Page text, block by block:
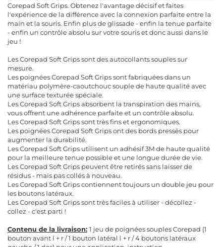
Corepad Soft Grips. Obtenez l'avantage décisif et faites
l'expérience de la différence avec la connexion parfaite entre la
main et la souris. Enfin plus de glissade - enfin la tenue parfaite
- enfin un contrôle absolu sur votre souris et donc aussi dans le
jeu !
Les Corepad Soft Grips sont des autocollants souples sur
mesure.
Les poignées Corepad Soft Grips sont fabriquées dans un
matériau polymère-caoutchouc souple de haute qualité avec
une surface texturée spéciale.
Les Corepad Soft Grips absorbent la transpiration des mains,
vous offrent une adhérence parfaite et un contrôle absolu.
Les Corepad Soft Grips sont très fins et ergonomiques.
Les poignées Corepad Soft Grips ont des bords pressés pour
augmenter la durabilité.
Les Corepad Soft Grips utilisent un adhésif 3M de haute qualité
pour la meilleure tenue possible et une longue durée de vie.
Les Corepad Soft Grips peuvent être retirés sans laisser de
résidus - mais pas collés à nouveau.
Les Corepad Soft Grips contiennent toujours un double jeu pour
les boutons latéraux.
Les Corepad Soft Grips sont très faciles à utiliser - décollez -
collez - c'est parti !
Contenu de la livraison: 1 jeu de poignées souples Corepad (1
bouton avant l + r / 1 bouton latéral l + r / 4 boutons latéraux